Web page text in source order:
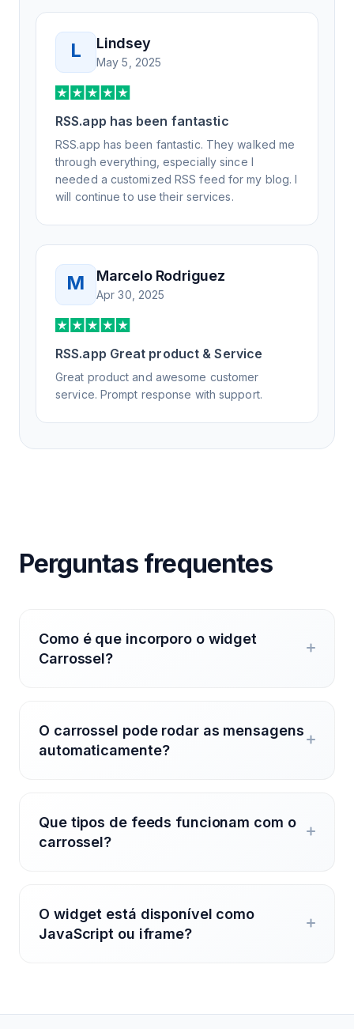
L Lindsey
May 5, 2025
RSS.app has been fantastic
RSS.app has been fantastic. They walked me
through everything, especially since I
needed a customized RSS feed for my blog. I
will continue to use their services.
M Marcelo Rodriguez
Apr 30, 2025
RSS.app Great product & Service
Great product and awesome customer
service. Prompt response with support.
Perguntas frequentes
Como é que incorporo o widget
Carrossel?
O carrossel pode rodar as mensagens
automaticamente?
Que tipos de feeds funcionam com o
carrossel?
O widget está disponível como
JavaScript ou iframe?